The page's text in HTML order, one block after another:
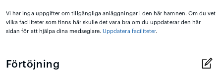
Vi har inga uppgifter om tillgängliga anläggningar i den här hamnen. Om du vet
vilka faciliteter som finns här skulle det vara bra om du uppdaterar den här
sidan för att hjälpa dina medseglare. Uppdatera faciliteter.
Förtöjning